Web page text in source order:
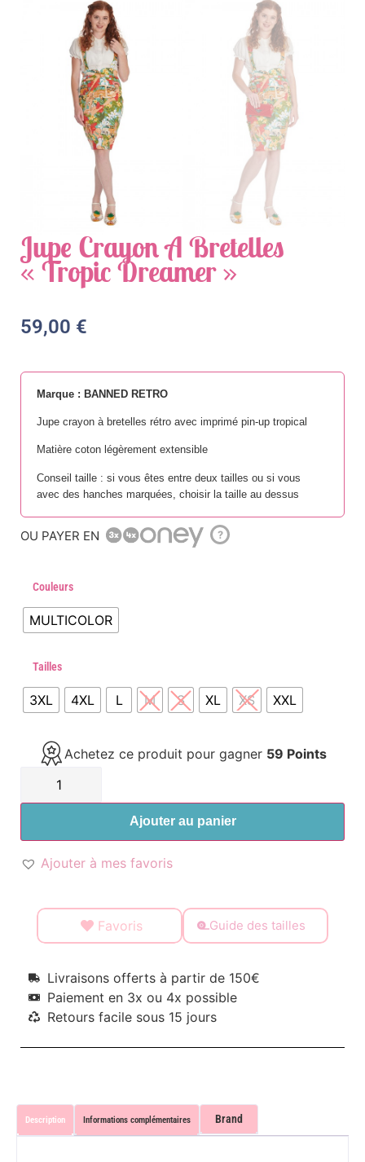
Jupe Crayon À Bretelles
« Tropic Dreamer »
59,00 €
Marque : BANNED RETRO
Jupe crayon à bretelles rétro avec imprimé pin-up tropical
Matière coton légèrement extensible
Conseil taille : si vous êtes entre deux tailles ou si vous
avec des hanches marquées, choisir la taille au dessus
OU PAYER EN ?
Couleurs
MULTICOLOR
Tailles
3XL 4XL L M S XL XS XXL
Achetez ce produit pour gagner 59 Points
Ajouter au panier
Ajouter à mes favoris
Favoris Guide des tailles
Livraisons offerts à partir de 150€
Paiement en 3x ou 4x possible
Retours facile sous 15 jours
Description Informations complémentaires Brand